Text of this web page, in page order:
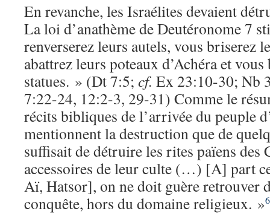
En revanche, les Israélites devaient
La loi d’anathème de Deutéronome 7
renverserez leurs autels, vous briserez
abattrez leurs poteaux d’Achéra et
statues. » (Dt 7:5; cf. Ex 23:10-30; Nb
7:22-24, 12:2-3, 29-31) Comme le
récits bibliques de l’arrivée du peuple
mentionnent la destruction que de
suffisait de détruire les rites païens des
accessoires de leur culte (…) [A] part
Aï, Hatsor], on ne doit guère retrouver
conquête, hors du domaine religieux. »6